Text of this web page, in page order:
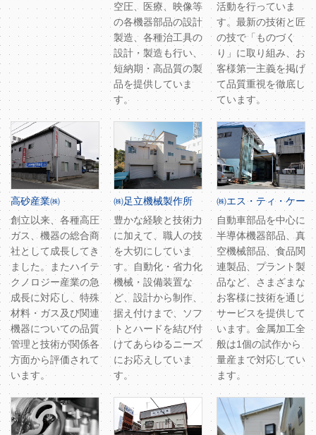
空圧、医療、映像等
の各機器部品の設計
製造、各種治工具の
設計・製造も行い、
短納期・高品質の製
品を提供していま
す。
活動を行っていま
す。最新の技術と匠
の技で「ものづく
り」に取り組み、お
客様第一主義を掲げ
て品質重視を徹底し
ています。
高砂産業㈱
創立以来、各種高圧
ガス、機器の総合商
社として成長してき
ました。またハイテ
クノロジー産業の急
成長に対応し、特殊
材料・ガス及び関連
機器についての品質
管理と技術が関係各
方面から評価されて
います。
㈱足立機械製作所
豊かな経験と技術力
に加えて、職人の技
を大切にしていま
す。自動化・省力化
機械・設備装置な
ど、設計から制作、
据え付けまで、ソフ
トとハードを結び付
けてあらゆるニーズ
にお応えしていま
す。
㈱エス・ティ・ケー
自動車部品を中心に
半導体機器部品、真
空機械部品、食品関
連製品、プラント製
品など、さまざまな
お客様に技術を通じ
サービスを提供して
います。金属加工全
般は1個の試作から
量産まで対応してい
ます。